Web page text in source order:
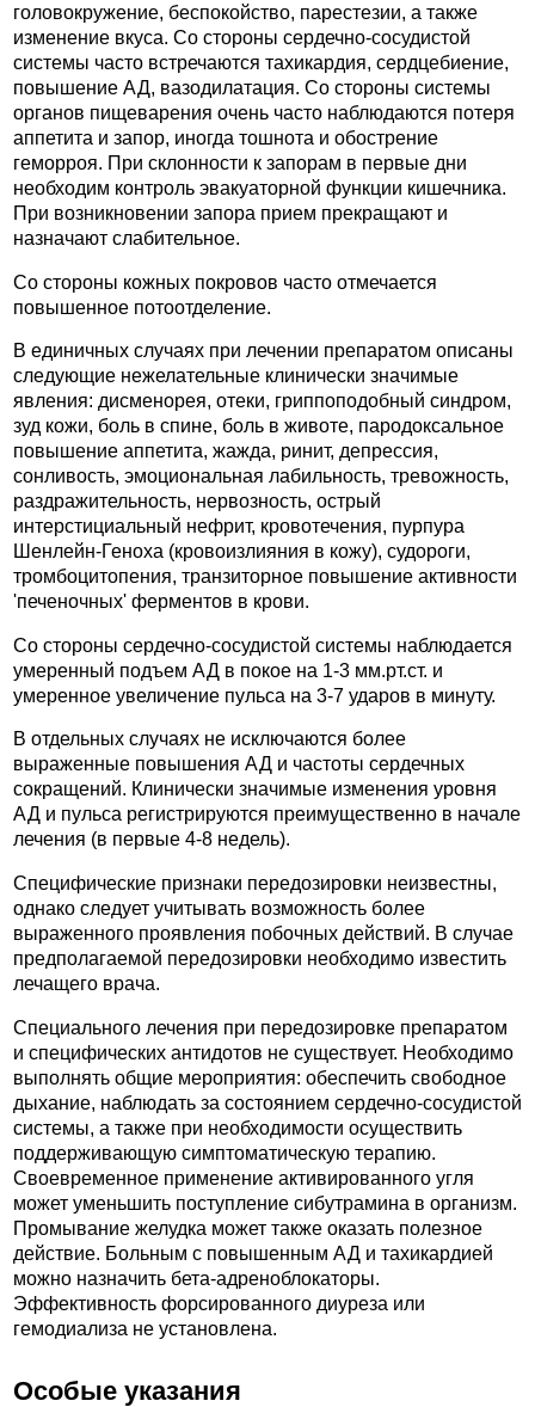
головокружение, беспокойство, парестезии, а также
изменение вкуса. Со стороны сердечно-сосудистой
системы часто встречаются тахикардия, сердцебиение,
повышение АД, вазодилатация. Со стороны системы
органов пищеварения очень часто наблюдаются потеря
аппетита и запор, иногда тошнота и обострение
геморроя. При склонности к запорам в первые дни
необходим контроль эвакуаторной функции кишечника.
При возникновении запора прием прекращают и
назначают слабительное.
Со стороны кожных покровов часто отмечается
повышенное потоотделение.
В единичных случаях при лечении препаратом описаны
следующие нежелательные клинически значимые
явления: дисменорея, отеки, гриппоподобный синдром,
зуд кожи, боль в спине, боль в животе, пародоксальное
повышение аппетита, жажда, ринит, депрессия,
сонливость, эмоциональная лабильность, тревожность,
раздражительность, нервозность, острый
интерстициальный нефрит, кровотечения, пурпура
Шенлейн-Геноха (кровоизлияния в кожу), судороги,
тромбоцитопения, транзиторное повышение активности
'печеночных' ферментов в крови.
Со стороны сердечно-сосудистой системы наблюдается
умеренный подъем АД в покое на 1-3 мм.рт.ст. и
умеренное увеличение пульса на 3-7 ударов в минуту.
В отдельных случаях не исключаются более
выраженные повышения АД и частоты сердечных
сокращений. Клинически значимые изменения уровня
АД и пульса регистрируются преимущественно в начале
лечения (в первые 4-8 недель).
Специфические признаки передозировки неизвестны,
однако следует учитывать возможность более
выраженного проявления побочных действий. В случае
предполагаемой передозировки необходимо известить
лечащего врача.
Специального лечения при передозировке препаратом
и специфических антидотов не существует. Необходимо
выполнять общие мероприятия: обеспечить свободное
дыхание, наблюдать за состоянием сердечно-сосудистой
системы, а также при необходимости осуществить
поддерживающую симптоматическую терапию.
Своевременное применение активированного угля
может уменьшить поступление сибутрамина в организм.
Промывание желудка может также оказать полезное
действие. Больным с повышенным АД и тахикардией
можно назначить бета-адреноблокаторы.
Эффективность форсированного диуреза или
гемодиализа не установлена.
Особые указания